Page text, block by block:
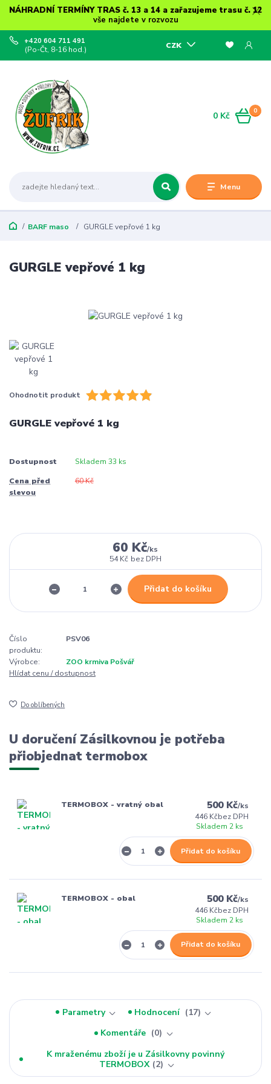
NÁHRADNÍ TERMÍNY TRAS č. 13 a 14 a zařazujeme trasu č. 12
vše najdete v rozvozu
Menu
CZK
+420 604 711 491
(Po-Čt, 8-16 hod.)
0
0 Kč
BARF maso GURGLE vepřové 1 kg
GURGLE vepřové 1 kg
Ohodnotit produkt
GURGLE vepřové 1 kg
Dostupnost Skladem 33 ks
Cena před
slevou
60 Kč
60 Kč/ks
54 Kč bez DPH
Přidat do košíku
Číslo
produktu:
PSV06
Výrobce:
ZOO krmiva Pošvář
Hlídat cenu / dostupnost
Do oblíbených
U doručení Zásilkovnou je potřeba
přiobjednat termobox
TERMOBOX - vratný obal 500 Kč/ks
446 Kčbez DPH
Skladem 2 ks
Přidat do košíku
TERMOBOX - obal 500 Kč/ks
446 Kčbez DPH
Skladem 2 ks
Přidat do košíku
Parametry Hodnocení
17
Komentáře
0
K mraženému zboží je u Zásilkovny povinný
TERMOBOX 2